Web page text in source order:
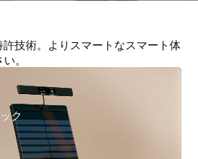
許技術。よりスマートなスマート体
。
ク